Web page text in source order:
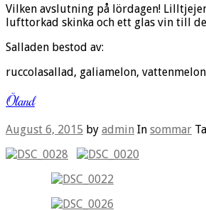
Vilken avslutning på lördagen!
lufttorkad skinka och ett glas vin till
Salladen bestod av:
ruccolasallad, galiamelon,
Öland
August 6, 2015 by admin In sommar